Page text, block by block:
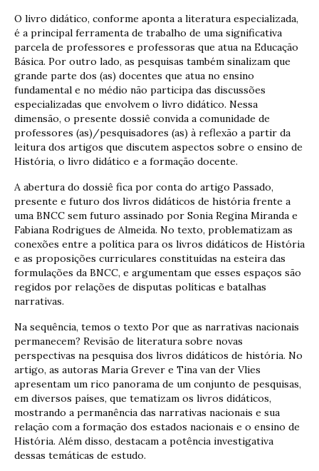
O livro didático, conforme aponta a literatura especializada,
é a principal ferramenta de trabalho de uma significativa
parcela de professores e professoras que atua na Educação
Básica. Por outro lado, as pesquisas também sinalizam que
grande parte dos (as) docentes que atua no ensino
fundamental e no médio não participa das discussões
especializadas que envolvem o livro didático. Nessa
dimensão, o presente dossiê convida a comunidade de
professores (as)/pesquisadores (as) à reflexão a partir da
leitura dos artigos que discutem aspectos sobre o ensino de
História, o livro didático e a formação docente.
A abertura do dossiê fica por conta do artigo Passado,
presente e futuro dos livros didáticos de história frente a
uma BNCC sem futuro assinado por Sonia Regina Miranda e
Fabiana Rodrigues de Almeida. No texto, problematizam as
conexões entre a política para os livros didáticos de História
e as proposições curriculares constituídas na esteira das
formulações da BNCC, e argumentam que esses espaços são
regidos por relações de disputas políticas e batalhas
narrativas.
Na sequência, temos o texto Por que as narrativas nacionais
permanecem? Revisão de literatura sobre novas
perspectivas na pesquisa dos livros didáticos de história. No
artigo, as autoras Maria Grever e Tina van der Vlies
apresentam um rico panorama de um conjunto de pesquisas,
em diversos países, que tematizam os livros didáticos,
mostrando a permanência das narrativas nacionais e sua
relação com a formação dos estados nacionais e o ensino de
História. Além disso, destacam a potência investigativa
dessas temáticas de estudo.